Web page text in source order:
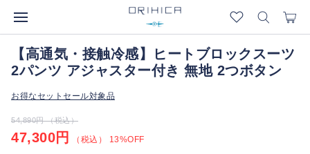
【高通気・接触冷感】ヒートブロックスーツ
2パンツ アジャスター付き 無地 2つボタン
お得なセットセール対象品
54,890円 （税込）
47,300円 （税込） 13%OFF